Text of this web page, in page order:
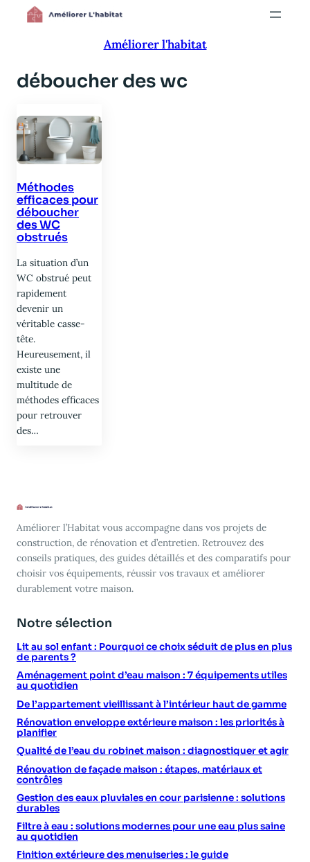
Aller
Améliorer l'habitat
déboucher des wc
Méthodes
efficaces pour
déboucher
des WC
obstrués
La situation d’un
WC obstrué peut
rapidement
devenir un
véritable casse-
tête.
Heureusement, il
existe une
multitude de
méthodes efficaces
pour retrouver
des…
Améliorer l’Habitat vous accompagne dans vos projets de
construction, de rénovation et d’entretien. Retrouvez des
conseils pratiques, des guides détaillés et des comparatifs pour
choisir vos équipements, réussir vos travaux et améliorer
durablement votre maison.
Notre sélection
Lit au sol enfant : Pourquoi ce choix séduit de plus en plus
de parents ?
Aménagement point d’eau maison : 7 équipements utiles
au quotidien
De l’appartement vieillissant à l’intérieur haut de gamme
Rénovation enveloppe extérieure maison : les priorités à
planifier
Qualité de l’eau du robinet maison : diagnostiquer et agir
Rénovation de façade maison : étapes, matériaux et
contrôles
Gestion des eaux pluviales en cour parisienne : solutions
durables
Filtre à eau : solutions modernes pour une eau plus saine
au quotidien
Finition extérieure des menuiseries : le guide